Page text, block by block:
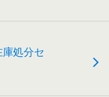
庫処分セ